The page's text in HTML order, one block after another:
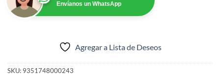
Envíanos un WhatsApp
Agregar a Lista de Deseos
SKU: 9351748000243